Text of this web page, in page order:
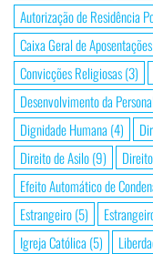
Autorização de Residência
Caixa Geral de Aposentações
Convicções Religiosas(3)
Desenvolvimento da
Dignidade Humana (4)
Direito de Asilo(9)
Efeito Automático de
Estrangeiro(5)
Igreja Católica (5)